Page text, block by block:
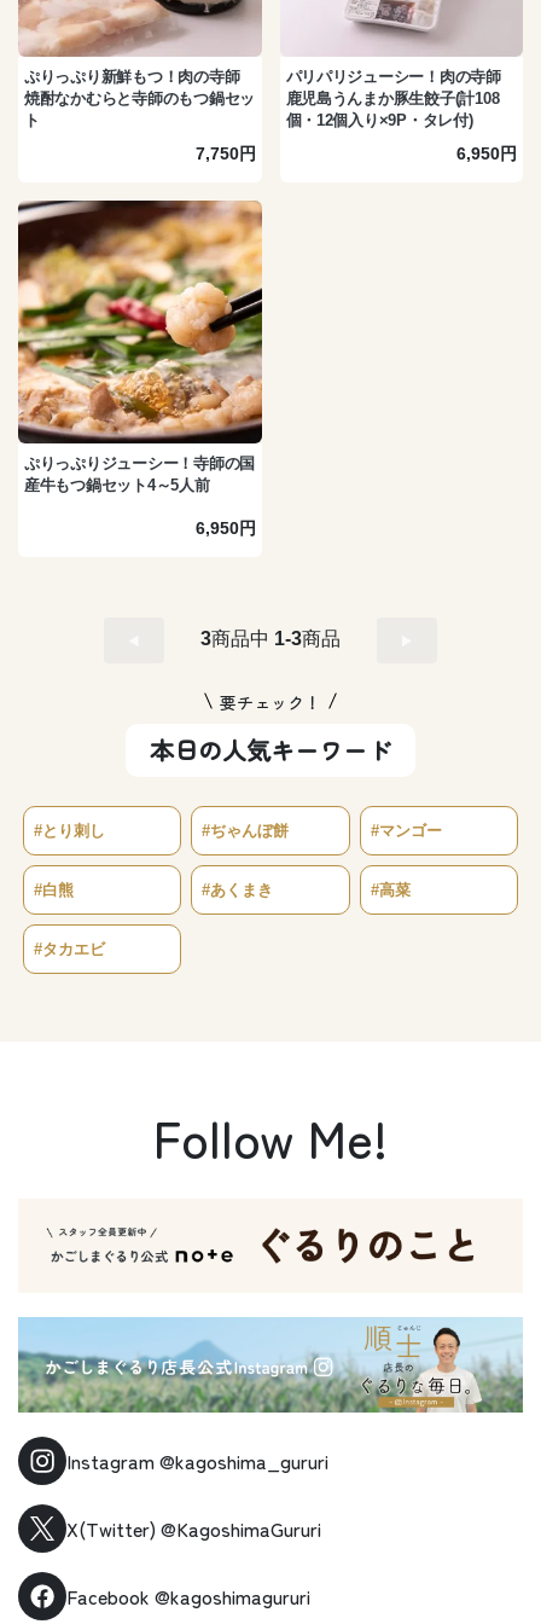
ぷりっぷり新鮮もつ！肉の寺師
焼酎なかむらと寺師のもつ鍋セッ
ト
7,750円
パリパリジューシー！肉の寺師
鹿児島うんまか豚生餃子(計108
個・12個入り×9P・タレ付)
6,950円
ぷりっぷりジューシー！寺師の国
産牛もつ鍋セット4～5人前
6,950円
3商品中 1-3商品
要チェック！
本日の人気キーワード
#とり刺し #ぢゃんぼ餅 #マンゴー
#白熊 #あくまき #高菜
#タカエビ
Follow Me!
Instagram@kagoshima_gururi
X(Twitter) @KagoshimaGururi
Facebook @kagoshimagururi